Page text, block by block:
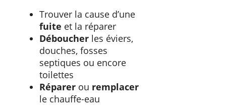
Trouver la cause d’une
fuite et la réparer
Déboucher les éviers,
douches, fosses
septiques ou encore
toilettes
Réparer ou remplacer
le chauffe-eau